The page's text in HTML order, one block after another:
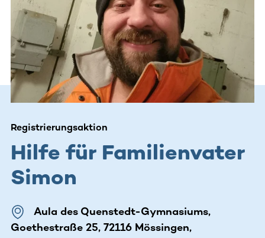
Registrierungsaktion
Hilfe für Familienvater
Simon
Aula des Quenstedt-Gymnasiums,
Goethestraße 25, 72116 Mössingen,